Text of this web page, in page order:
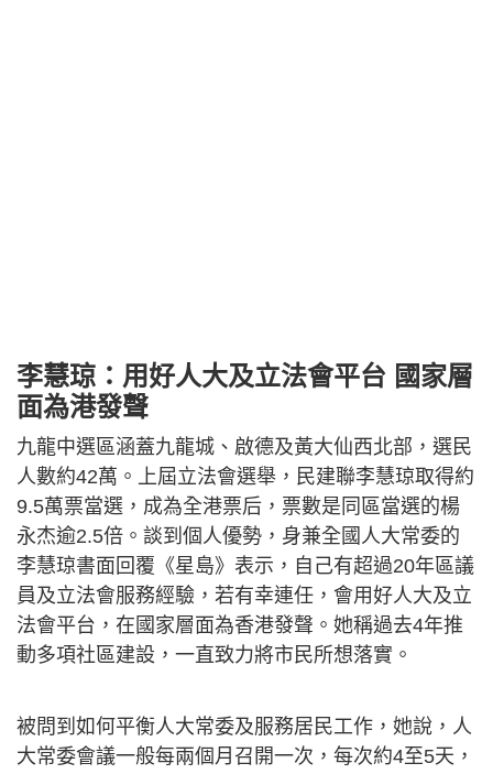
李慧琼：用好人大及立法會平台 國家層
面為港發聲
九龍中選區涵蓋九龍城、啟德及黃大仙西北部，選民
人數約42萬。上屆立法會選舉，民建聯李慧琼取得約
9.5萬票當選，成為全港票后，票數是同區當選的楊
永杰逾2.5倍。談到個人優勢，身兼全國人大常委的
李慧琼書面回覆《星島》表示，自己有超過20年區議
員及立法會服務經驗，若有幸連任，會用好人大及立
法會平台，在國家層面為香港發聲。她稱過去4年推
動多項社區建設，一直致力將市民所想落實。
被問到如何平衡人大常委及服務居民工作，她說，人
大常委會議一般每兩個月召開一次，每次約4至5天，